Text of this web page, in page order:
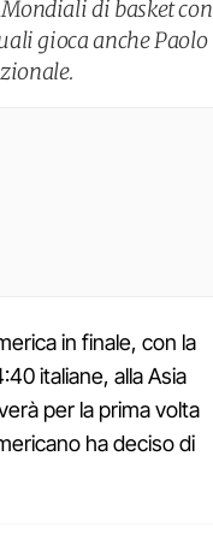
di basket con
gioca anche Paolo
in finale, con la
italiane, alla Asia
per la prima volta
ha deciso di